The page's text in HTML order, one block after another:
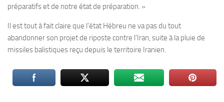
préparatifs et de notre état de préparation. »
Il est tout à fait claire que l’état Hébreu ne va pas du tout
abandonner son projet de riposte contre l’Iran, suite à la pluie de
missiles balistiques reçu depuis le territoire Iranien.